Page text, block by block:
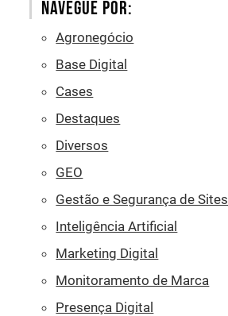
Navegue por:
Agronegócio
Base Digital
Cases
Destaques
Diversos
GEO
Gestão e Segurança de Sites
Inteligência Artificial
Marketing Digital
Monitoramento de Marca
Presença Digital